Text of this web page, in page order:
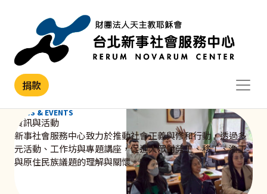
捐款
NEWS & EVENTS
資訊與活動
新事社會服務中心致力於推動社會正義與修和行動，透過多
元活動、工作坊與專題講座，促進大眾對勞工、移工、漁工
與原住民族議題的理解與關懷。